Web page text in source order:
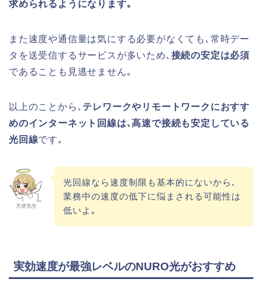
求められるようになります｡
また速度や通信量は気にする必要がなくても､常時デー
タを送受信するサービスが多いため､ 接続の安定は必須
であることも見逃せません｡
以上のことから､ テレワークやリモートワークにおすす
めのインターネット回線は､高速で接続も安定している
光回線です｡
天使先生
光回線なら速度制限も基本的にないから､
業務中の速度の低下に悩まされる可能性は
低いよ｡
実効速度が最強レベルのNURO光がおすすめ